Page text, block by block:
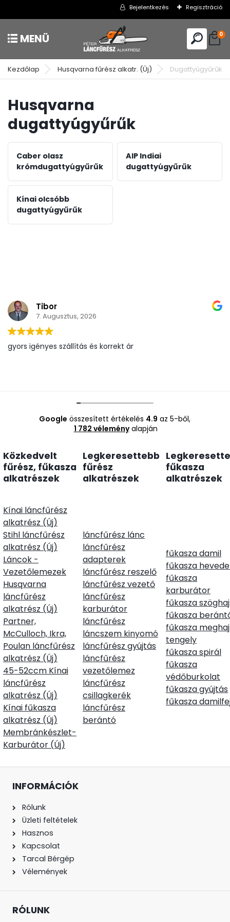
Bejelentkezés Regisztráció
0
Kezdőlap Husqvarna fűrész alkatr. (Új) Dugattyúgyűrűk
Husqvarna
dugattyúgyűrűk
Caber olasz
krómdugattyúgyűrűk
AIP Indiai
dugattyúgyűrűk
Kínai olcsóbb
dugattyúgyűrűk
Tibor
7. Augusztus, 2026
gyors igényes szállítás és korrekt ár
Google összesített értékelés 4.9 az 5-ből,
1 782 véleményalapján
Közkedvelt
fűrész, fűkasza
alkatrészek
Legkeresettebb
fűrész
alkatrészek
fűkasza
alkatrészek
Kínai láncfűrész
alkatrész (Új)
Stihl láncfűrész
alkatrész (Új)
Láncok -
Vezetőlemezek
Husqvarna
láncfűrész
alkatrész (Új)
Partner,
McCulloch, Ikra,
Poulan láncfűrész
alkatrész (Új)
45-52ccm Kínai
láncfűrész
alkatrész (Új)
Kínai fűkasza
alkatrész (Új)
Membránkészlet-
Karburátor (Új)
láncfűrész lánc
láncfűrész
adapterek
láncfűrész reszelő
láncfűrész vezető
láncfűrész
karburátor
láncfűrész
láncszem kinyomó
láncfűrész gyújtás
láncfűrész
vezetőlemez
láncfűrész
csillagkerék
láncfűrész
berántó
fűkasza damil
fűkasza
fűkasza
karburátor
fűkasza
fűkasza
fűkasza
tengely
fűkasza spirál
fűkasza
védőburkolat
fűkasza gyújtás
fűkasza
INFORMÁCIÓK
Rólunk
Üzleti feltételek
Hasznos
Kapcsolat
Tarcal Bérgép
Vélemények
RÓLUNK